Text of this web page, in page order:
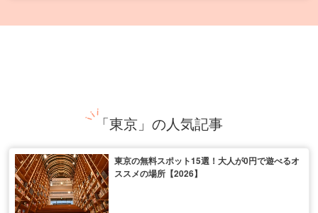
「東京」の人気記事
東京の無料スポット15選！大人が0円で遊べるオ
ススメの場所【2026】